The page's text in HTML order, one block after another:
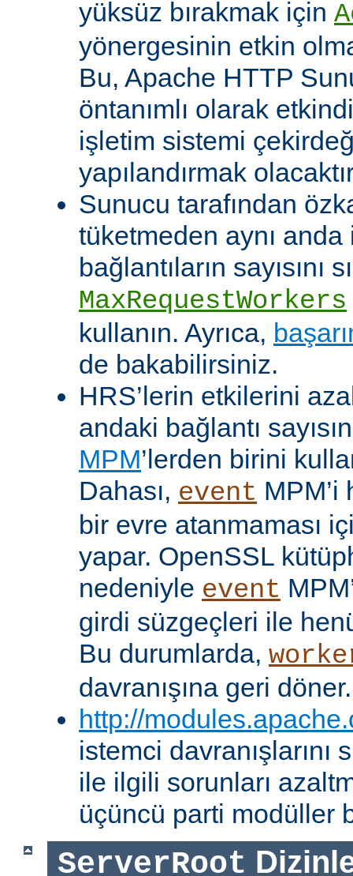
yüksüz bırakmak için
yönergesinin etkin
Bu, Apache HTTP
öntanımlı olarak
işletim sistemi
yapılandırmak
Sunucu tarafından
tüketmeden aynı
bağlantıların sayısını
MaxRequestWorkers
kullanın. Ayrıca,
de bakabilirsiniz.
HRS’lerin etkilerini
andaki bağlantı
MPM’lerden birini
Dahası, event MPM’i
bir evre atanmaması
yapar. OpenSSL
nedeniyle event
girdi süzgeçleri ile
Bu durumlarda,
davranışına geri döner.
http://
istemci davranışlarını
ile ilgili sorunları
üçüncü parti modüller
ServerRoot